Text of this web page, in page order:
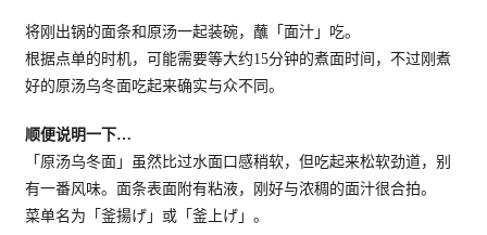
将刚出锅的面条和原汤一起装碗，蘸「面汁」吃。
根据点单的时机，可能需要等大约15分钟的煮面时间，不过刚煮
好的原汤乌冬面吃起来确实与众不同。
顺便说明一下…
「原汤乌冬面」虽然比过水面口感稍软，但吃起来松软劲道，别
有一番风味。面条表面附有粘液，刚好与浓稠的面汁很合拍。
菜单名为「釜揚げ」或「釜上げ」。